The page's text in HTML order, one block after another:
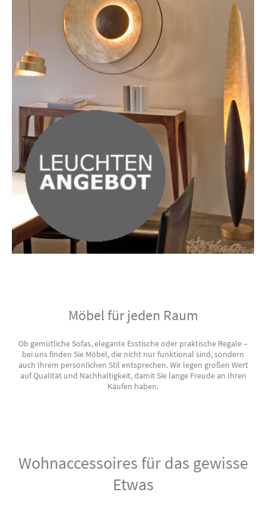
Möbel für jeden Raum
Ob gemütliche Sofas, elegante Esstische oder praktische Regale –
bei uns finden Sie Möbel, die nicht nur funktional sind, sondern
auch Ihrem persönlichen Stil entsprechen. Wir legen großen Wert
auf Qualität und Nachhaltigkeit, damit Sie lange Freude an Ihren
Käufen haben.
Wohnaccessoires für das gewisse
Etwas